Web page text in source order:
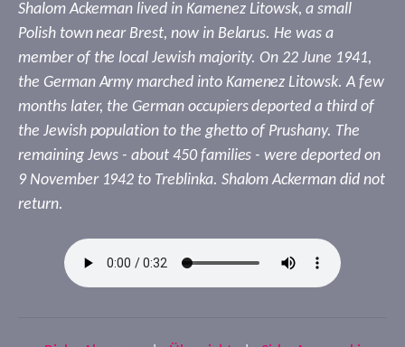
Shalom Ackerman lived in Kamenez Litowsk, a small
Polish town near Brest, now in Belarus. He was a
member of the local Jewish majority. On 22 June 1941,
the German Army marched into Kamenez Litowsk. A few
months later, the German occupiers deported a third of
the Jewish population to the ghetto of Prushany. The
remaining Jews - about 450 families - were deported on
9 November 1942 to Treblinka. Shalom Ackerman did not
return.